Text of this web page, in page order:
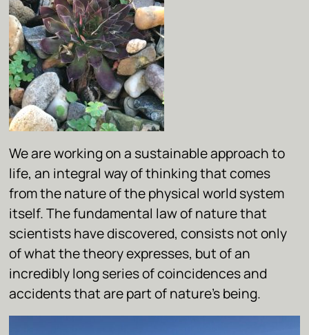
We are working on a sustainable approach to
life, an integral way of thinking that comes
from the nature of the physical world system
itself. The fundamental law of nature that
scientists have discovered, consists not only
of what the theory expresses, but of an
incredibly long series of coincidences and
accidents that are part of nature’s being.